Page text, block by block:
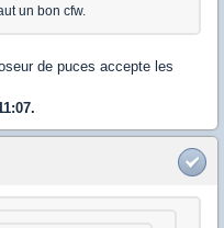
un bon cfw.
de puces accepte les